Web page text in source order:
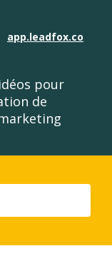
app.leadfox.co
pour
de